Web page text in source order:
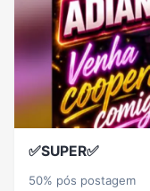
✅SUPER✅
50% pós postagem